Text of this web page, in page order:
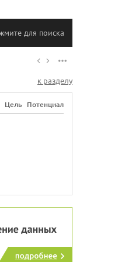
для поиска
к разделу
Цель Потенциал